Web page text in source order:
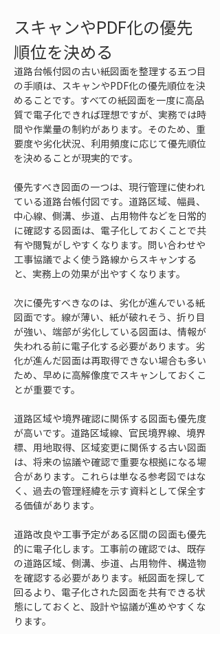
スキャンやPDF化の優先
順位を決める
道路台帳付図の古い紙図面を整理する五つ目
の手順は、スキャンやPDF化の優先順位を決
めることです。すべての紙図面を一度に高品
質で電子化できれば理想ですが、実務では時
間や作業量の制約があります。そのため、重
要度や劣化状況、利用頻度に応じて優先順位
を決めることが現実的です。
優先すべき図面の一つは、現行管理に使われ
ている道路台帳付図です。道路区域、幅員、
中心線、側溝、歩道、占用物件などを日常的
に確認する図面は、電子化しておくことで共
有や閲覧がしやすくなります。問い合わせや
工事協議でよく使う路線からスキャンする
と、実務上の効果が出やすくなります。
次に優先すべきなのは、劣化が進んでいる紙
図面です。線が薄い、紙が破れそう、折り目
が強い、端部が劣化している図面は、情報が
失われる前に電子化する必要があります。劣
化が進んだ図面は再取得できない場合も多い
ため、早めに高解像度でスキャンしておくこ
とが重要です。
道路区域や境界確認に関係する図面も優先度
が高いです。道路区域線、官民境界線、境界
標、用地取得、区域変更に関係する古い図面
は、将来の協議や確認で重要な根拠になる場
合があります。これらは単なる参考図ではな
く、過去の管理経緯を示す資料として保全す
る価値があります。
道路改良や工事予定がある区間の図面も優先
的に電子化します。工事前の確認では、既存
の道路区域、側溝、歩道、占用物件、構造物
を確認する必要があります。紙図面を探して
回るより、電子化された図面を共有できる状
態にしておくと、設計や協議が進めやすくな
ります。